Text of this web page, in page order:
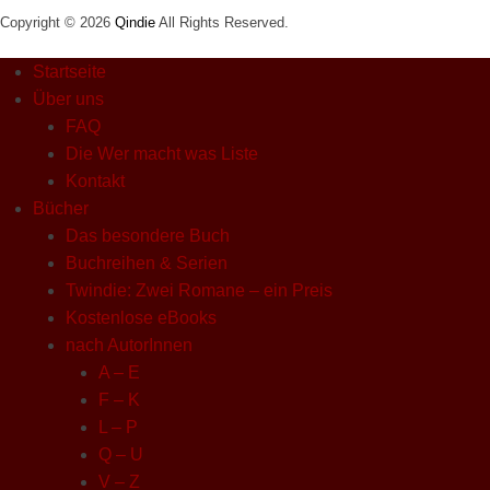
Copyright © 2026 Qindie All Rights Reserved.
Startseite
Über uns
FAQ
Die Wer macht was Liste
Kontakt
Bücher
Das besondere Buch
Buchreihen & Serien
Twindie: Zwei Romane – ein Preis
Kostenlose eBooks
nach AutorInnen
A – E
F – K
L – P
Q – U
V – Z